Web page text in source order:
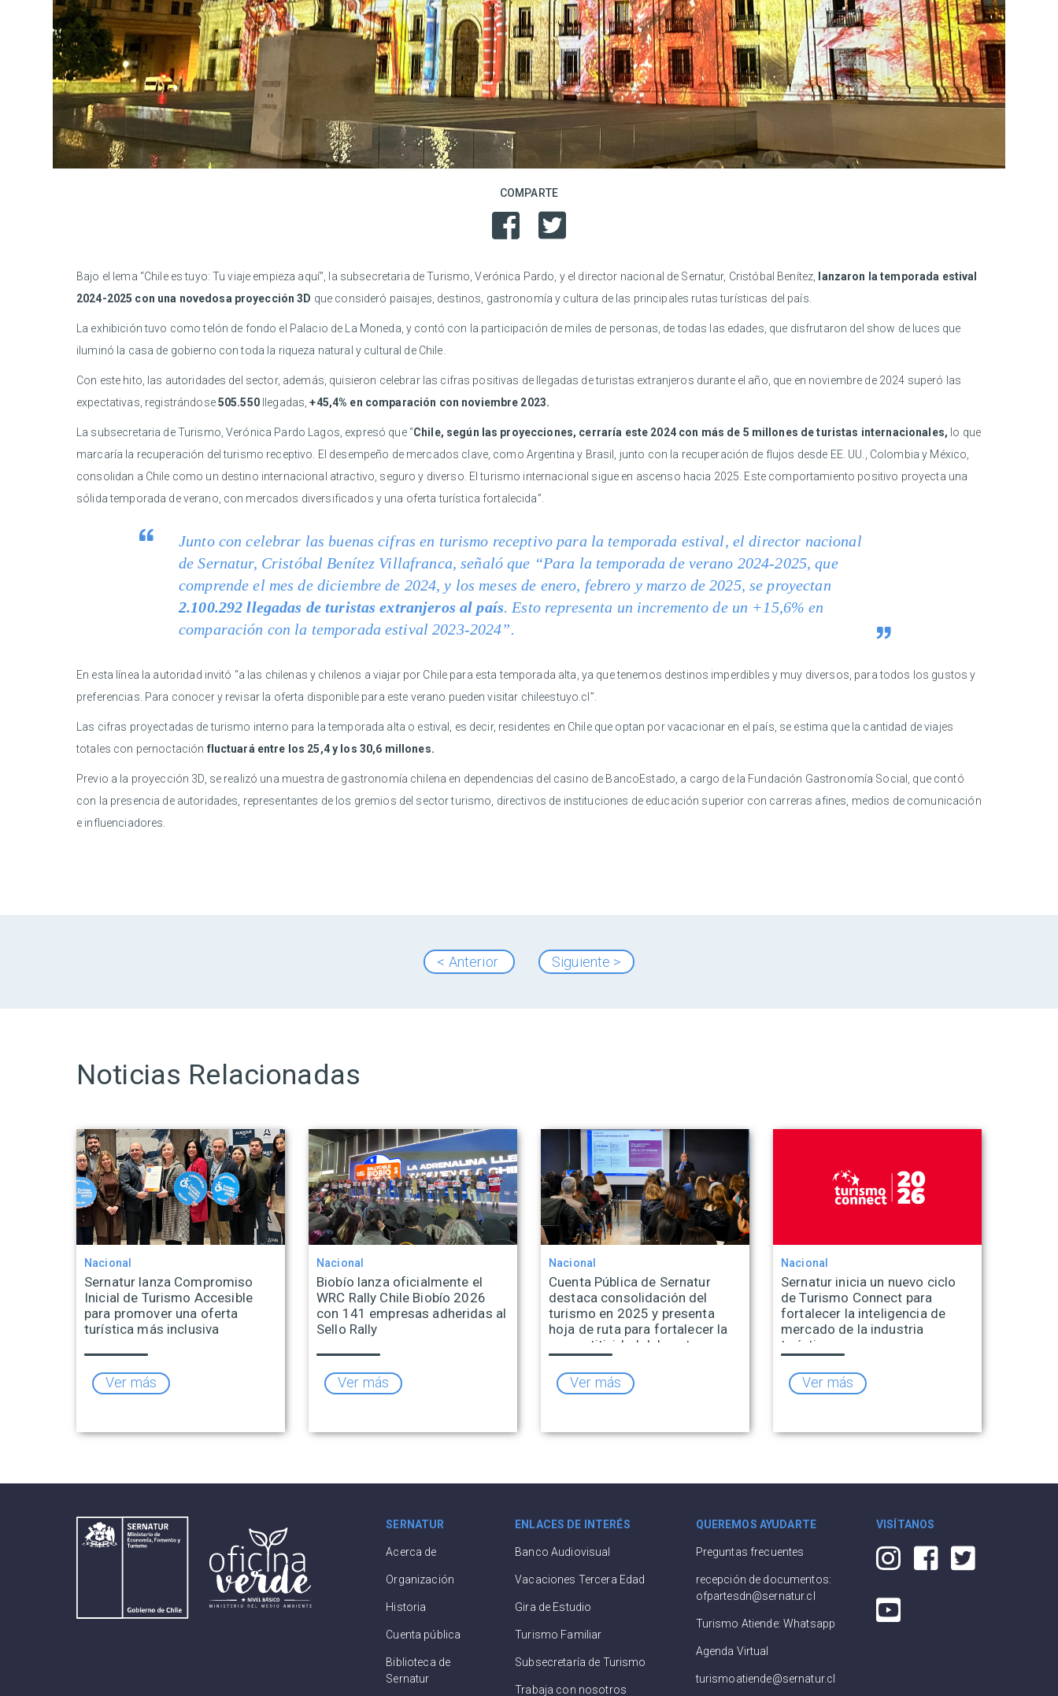
COMPARTE
Bajo el lema “Chile es tuyo: Tu viaje empieza aquí”, la subsecretaria de Turismo, Verónica Pardo, y el director nacional de Sernatur, Cristóbal Benítez, lanzaron la temporada estival
2024-2025 con una novedosa proyección 3D que consideró paisajes, destinos, gastronomía y cultura de las principales rutas turísticas del país.
La exhibición tuvo como telón de fondo el Palacio de La Moneda, y contó con la participación de miles de personas, de todas las edades, que disfrutaron del show de luces que
iluminó la casa de gobierno con toda la riqueza natural y cultural de Chile.
Con este hito, las autoridades del sector, además, quisieron celebrar las cifras positivas de llegadas de turistas extranjeros durante el año, que en noviembre de 2024 superó las
expectativas, registrándose505.550llegadas,+45,4% en comparación con noviembre 2023.
La subsecretaria de Turismo, Verónica Pardo Lagos, expresó que “Chile, según las proyecciones, cerraría este 2024 con más de 5 millones de turistas internacionales, lo que
marcaría la recuperación del turismo receptivo. El desempeño de mercados clave, como Argentina y Brasil, junto con la recuperación de flujos desde EE. UU., Colombia y México,
consolidan a Chile como un destino internacional atractivo, seguro y diverso. El turismo internacional sigue en ascenso hacia 2025. Este comportamiento positivo proyecta una
sólida temporada de verano, con mercados diversificados y una oferta turística fortalecida”.
Junto con celebrar las buenas cifras en turismo receptivo para la temporada estival, el director nacional
de Sernatur, Cristóbal Benítez Villafranca, señaló que “Para la temporada de verano 2024-2025, que
comprende el mes de diciembre de 2024, y los meses de enero, febrero y marzo de 2025, se proyectan
2.100.292 llegadas de turistas extranjeros al país. Esto representa un incremento de un +15,6% en
comparación con la temporada estival 2023-2024”.
En esta línea la autoridad invitó “a las chilenas y chilenos a viajar por Chile para esta temporada alta, ya que tenemos destinos imperdibles y muy diversos, para todos los gustos y
preferencias. Para conocer y revisar la oferta disponible para este verano pueden visitar chileestuyo.cl”.
Las cifras proyectadas de turismo interno para la temporada alta o estival, es decir, residentes en Chile que optan por vacacionar en el país, se estima que la cantidad de viajes
totales con pernoctación fluctuará entre los 25,4 y los 30,6 millones.
Previo a la proyección 3D, se realizó una muestra de gastronomía chilena en dependencias del casino de BancoEstado, a cargo de la Fundación Gastronomía Social, que contó
con la presencia de autoridades, representantes de los gremios del sector turismo, directivos de instituciones de educación superior con carreras afines, medios de comunicación
e influenciadores.
< Anterior Siguiente >
Noticias Relacionadas
Nacional
Sernatur lanza Compromiso
Inicial de Turismo Accesible
para promover una oferta
turística más inclusiva
Ver más
Nacional
Biobío lanza oficialmente el
WRC Rally Chile Biobío 2026
con 141 empresas adheridas al
Sello Rally
Ver más
Nacional
Cuenta Pública de Sernatur
destaca consolidación del
turismo en 2025 y presenta
hoja de ruta para fortalecer la
competitividad del sector
Ver más
Nacional
Sernatur inicia un nuevo ciclo
de Turismo Connect para
fortalecer la inteligencia de
mercado de la industria
turística
Ver más
SERNATUR
Acerca de
Organización
Historia
Cuenta pública
Biblioteca de
Sernatur
ENLACES DE INTERÉS
Banco Audiovisual
Vacaciones Tercera Edad
Gira de Estudio
Turismo Familiar
Subsecretaría de Turismo
Trabaja con nosotros
QUEREMOS AYUDARTE
Preguntas frecuentes
recepción de documentos:
ofpartesdn@sernatur.cl
Turismo Atiende: Whatsapp
Agenda Virtual
turismoatiende@sernatur.cl
VISÍTANOS